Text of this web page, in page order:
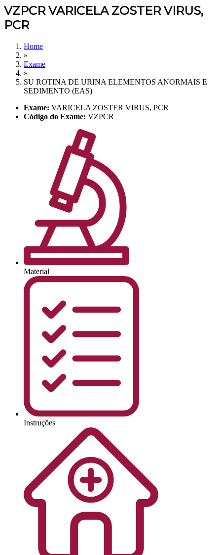
VZPCR VARICELA ZOSTER VIRUS,
PCR
Home
»
Exame
»
SU ROTINA DE URINA ELEMENTOS ANORMAIS E
SEDIMENTO (EAS)
Exame: VARICELA ZOSTER VIRUS, PCR
Código do Exame: VZPCR
Material
Instruções